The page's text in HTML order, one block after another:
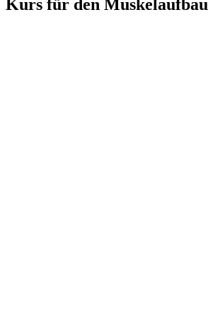
Kurs für den Muskelaufbau